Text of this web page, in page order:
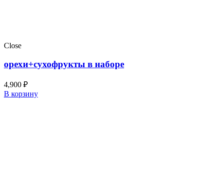
Close
орехи+сухофрукты в наборе
4,900 ₽
В корзину